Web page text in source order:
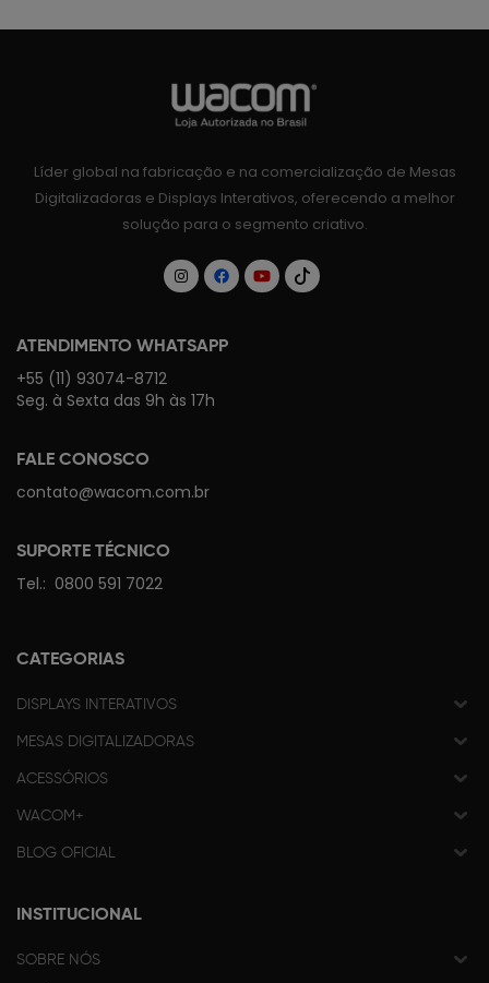
Líder global na fabricação e na comercialização de Mesas
Digitalizadoras e Displays Interativos, oferecendo a melhor
solução para o segmento criativo.
ATENDIMENTO WHATSAPP
+55 (11) 93074-8712
Seg. à Sexta das 9h às 17h
FALE CONOSCO
contato@wacom.com.br
SUPORTE TÉCNICO
Tel.: 0800 591 7022
CATEGORIAS
DISPLAYS INTERATIVOS
MESAS DIGITALIZADORAS
ACESSÓRIOS
WACOM+
BLOG OFICIAL
INSTITUCIONAL
SOBRE NÓS